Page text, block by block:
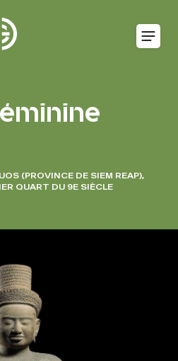
(PROVINCE DE SIEM REAP),
QUART DU 9E SIÈCLE